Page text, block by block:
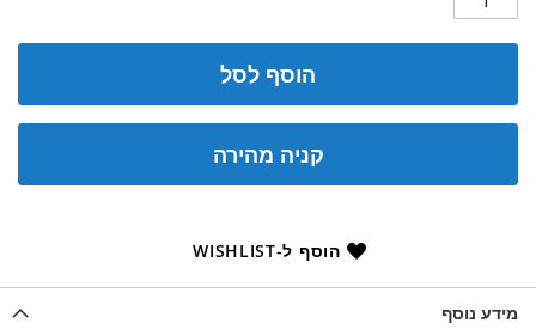
הוסף לסל
קניה מהירה
הוסף ל-WISHLIST
מידע נוסף